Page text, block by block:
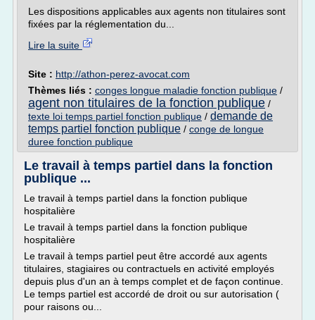
Les dispositions applicables aux agents non titulaires sont
fixées par la réglementation du...
Lire la suite
Site : http://athon-perez-avocat.com
Thèmes liés : conges longue maladie fonction publique /
agent non titulaires de la fonction publique /
texte loi temps partiel fonction publique / demande de
temps partiel fonction publique / conge de longue
duree fonction publique
Le travail à temps partiel dans la fonction
publique ...
Le travail à temps partiel dans la fonction publique
hospitalière
Le travail à temps partiel dans la fonction publique
hospitalière
Le travail à temps partiel peut être accordé aux agents
titulaires, stagiaires ou contractuels en activité employés
depuis plus d'un an à temps complet et de façon continue.
Le temps partiel est accordé de droit ou sur autorisation (
pour raisons ou...